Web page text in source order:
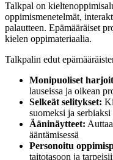
Talkpal on
oppimismenetelmät,
palautteen. Epämääräiset
kielen oppimateriaalia.
Talkpalin edut
Monipuoliset
lauseissa ja oikean
Selkeät selitykset:
suomeksi ja serbiaksi
Ääninäytteet:
ääntämisessä
Personoitu
taitotasoon ja